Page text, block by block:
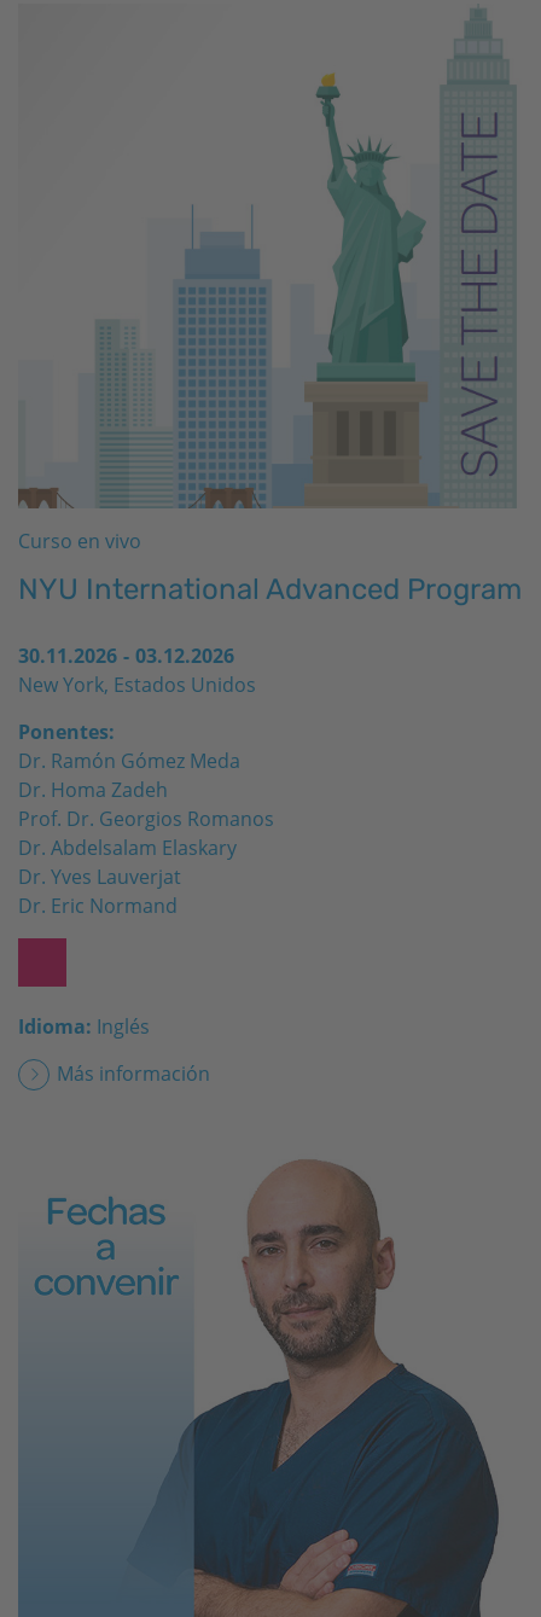
Curso en vivo
NYU International Advanced Program
30.11.2026 - 03.12.2026
New York, Estados Unidos
Ponentes:
Dr. Ramón Gómez Meda
Dr. Homa​ Zadeh
Prof. Dr. Georgios Romanos
Dr. Abdelsalam Elaskary
Dr. Yves Lauverjat
Dr. Eric Normand
Idioma: Inglés
Más información